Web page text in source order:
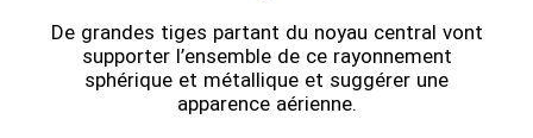
De grandes tiges partant du noyau central vont
supporter l’ensemble de ce rayonnement
sphérique et métallique et suggérer une
apparence aérienne.